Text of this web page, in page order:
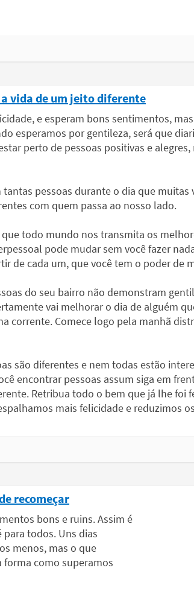
vida de um jeito diferente
e esperam bons sentimentos,
esperamos por gentileza, será que
perto de pessoas positivas e
pessoas durante o dia que
com quem passa ao nosso lado.
todo mundo nos transmita os
pode mudar sem você fazer
de cada um, que você tem o poder de
do seu bairro não demonstram
vai melhorar o dia de alguém
corrente. Comece logo pela manhã
são diferentes e nem todas estão
encontrar pessoas assum siga em
Retribua todo o bem que já lhe foi
mais felicidade e reduzimos
recomeçar
bons e ruins. Assim é
para todos. Uns dias
menos, mas o que
forma como superamos